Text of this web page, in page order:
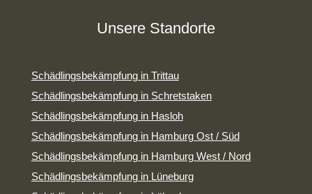
Unsere Standorte
Schädlingsbekämpfung in Trittau
Schädlingsbekämpfung in Schretstaken
Schädlingsbekämpfung in Hasloh
Schädlingsbekämpfung in Hamburg Ost / Süd
Schädlingsbekämpfung in Hamburg West / Nord
Schädlingsbekämpfung in Lüneburg